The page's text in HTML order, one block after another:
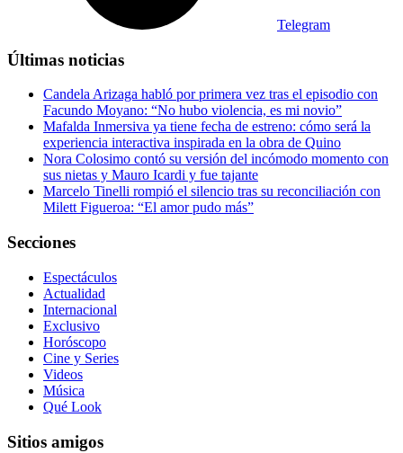
Telegram
Últimas noticias
Candela Arizaga habló por primera vez tras el episodio con
Facundo Moyano: “No hubo violencia, es mi novio”
Mafalda Inmersiva ya tiene fecha de estreno: cómo será la
experiencia interactiva inspirada en la obra de Quino
Nora Colosimo contó su versión del incómodo momento con
sus nietas y Mauro Icardi y fue tajante
Marcelo Tinelli rompió el silencio tras su reconciliación con
Milett Figueroa: “El amor pudo más”
Secciones
Espectáculos
Actualidad
Internacional
Exclusivo
Horóscopo
Cine y Series
Videos
Música
Qué Look
Sitios amigos